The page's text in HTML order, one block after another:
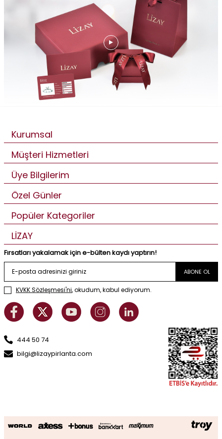
Kurumsal
Müşteri Hizmetleri
Üye Bilgilerim
Özel Günler
Popüler Kategoriler
LİZAY
Fırsatları yakalamak için e-bülten kaydı yaptırın!
ABONE OL
KVKK Sözleşmesi'ni, okudum, kabul ediyorum.
444 50 74
bilgi@lizaypirlanta.com